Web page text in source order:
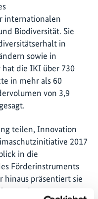
internationalen
Biodiversität. Sie
in
sowie in
die IKI über 730
in mehr als 60
von 3,9
teilen, Innovation
2017
in die
Förderinstruments
hinaus präsentiert sie
zu den